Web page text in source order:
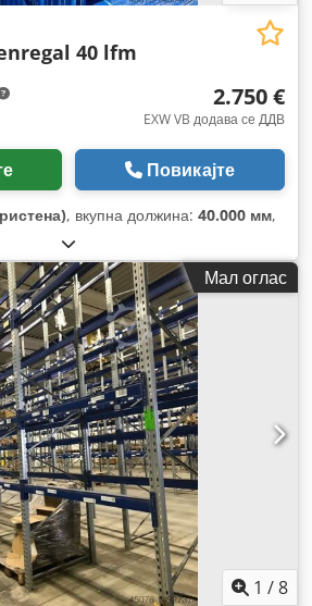
40 lfm
2.750 €
EXW VB додава се ДДВ
Повикајте
, вкупна должина: 40.000 мм,
Мал оглас
1 /8